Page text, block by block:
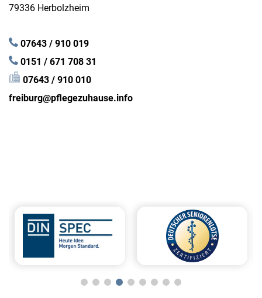
79336 Herbolzheim
07643 / 910 019
0151 / 671 708 31
07643 / 910 010
freiburg@pflegezuhause.info